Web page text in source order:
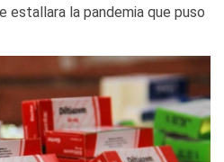
estallara la pandemia que puso